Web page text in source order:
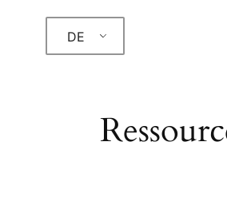
springen
DE